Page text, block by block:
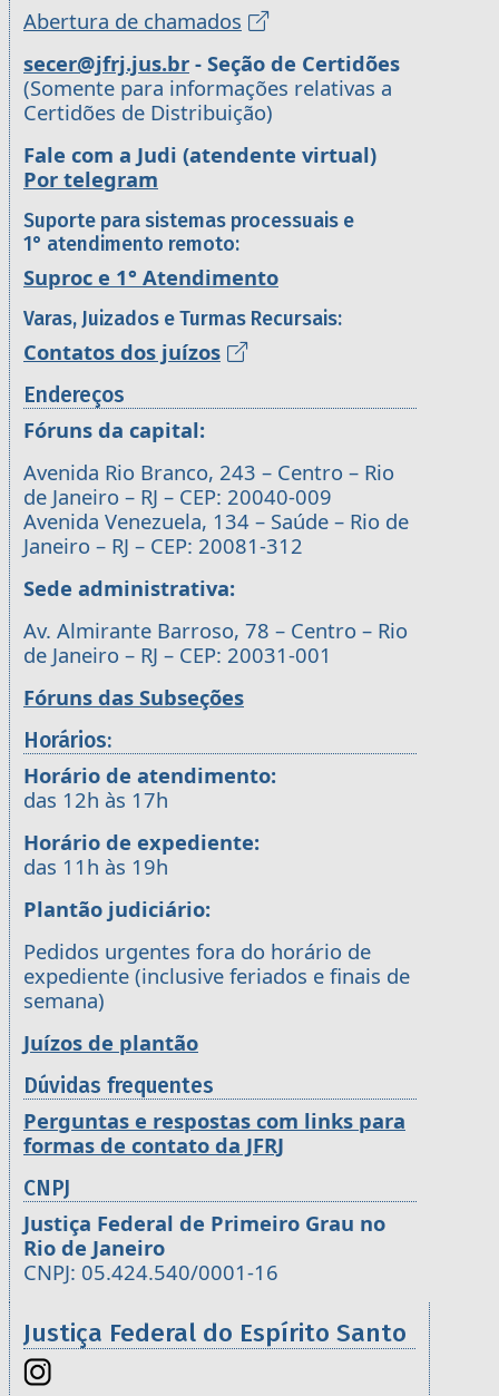
Abertura de chamados
secer@jfrj.jus.br - Seção de Certidões
(Somente para informações relativas a
Certidões de Distribuição)
Fale com a Judi (atendente virtual)
Por telegram
Suporte para sistemas processuais e
1° atendimento remoto:
Suproc e 1° Atendimento
Varas, Juizados e Turmas Recursais:
Contatos dos juízos
Endereços
Fóruns da capital:
Avenida Rio Branco, 243 – Centro – Rio
de Janeiro – RJ – CEP: 20040-009
Avenida Venezuela, 134 – Saúde – Rio de
Janeiro – RJ – CEP: 20081-312
Sede administrativa:
Av. Almirante Barroso, 78 – Centro – Rio
de Janeiro – RJ – CEP: 20031-001
Fóruns das Subseções
Horários:
Horário de atendimento:
das 12h às 17h
Horário de expediente:
das 11h às 19h
Plantão judiciário:
Pedidos urgentes fora do horário de
expediente (inclusive feriados e finais de
semana)
Juízos de plantão
Dúvidas frequentes
Perguntas e respostas com links para
formas de contato da JFRJ
CNPJ
Justiça Federal de Primeiro Grau no
Rio de Janeiro
CNPJ: 05.424.540/0001-16
Justiça Federal do Espírito Santo